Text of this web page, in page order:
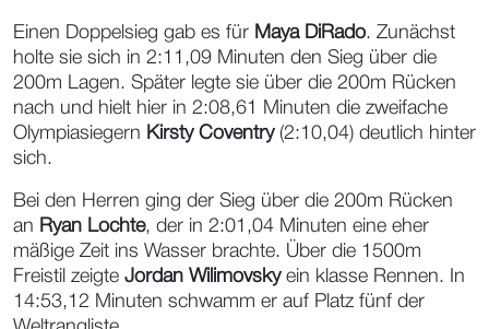
Einen Doppelsieg gab es für Maya DiRado. Zunächst
holte sie sich in 2:11,09 Minuten den Sieg über die
200m Lagen. Später legte sie über die 200m Rücken
nach und hielt hier in 2:08,61 Minuten die zweifache
Olympiasiegern Kirsty Coventry(2:10,04) deutlich hinter
sich.
Bei den Herren ging der Sieg über die 200m Rücken
an Ryan Lochte, der in 2:01,04 Minuten eine eher
mäßige Zeit ins Wasser brachte. Über die 1500m
Freistil zeigte Jordan Wilimovskyein klasse Rennen. In
14:53,12 Minuten schwamm er auf Platz fünf der